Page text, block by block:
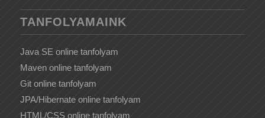
TANFOLYAMAINK
Java SE online tanfolyam
Maven online tanfolyam
Git online tanfolyam
JPA/Hibernate online tanfolyam
HTML/CSS online tanfolyam